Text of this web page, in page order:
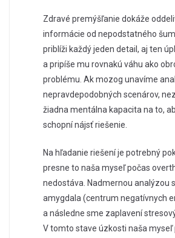
Zdravé premýšľanie dokáže
informácie od nepodstatného
priblíži každý jeden detail, aj ten
a pripíše mu rovnakú váhu ako
problému. Ak mozog unavíme
nepravdepodobných scenárov,
žiadna mentálna kapacita na to,
schopní nájsť riešenie.
Na hľadanie riešení je potrebný
presne to naša myseľ počas
nedostáva. Nadmernou analýzou
amygdala (centrum negatívnych
a následne sme zaplavení
V tomto stave úzkosti naša myseľ